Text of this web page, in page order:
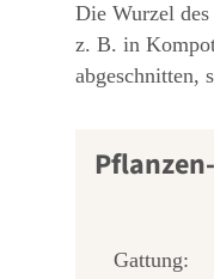
Die Wurzel
z. B. in
abgeschnitten,
Gattung: